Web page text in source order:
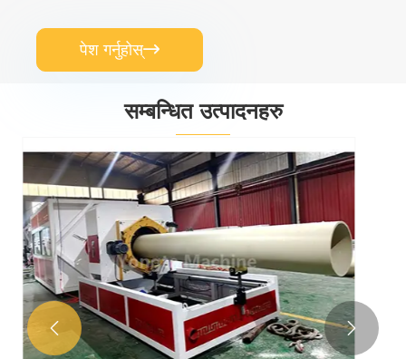
पेश गर्नुहोस्
सम्बन्धित उत्पादनहरु
पीवीसी पाइप मेसिन
थप हेर्नुहोस् >>
 